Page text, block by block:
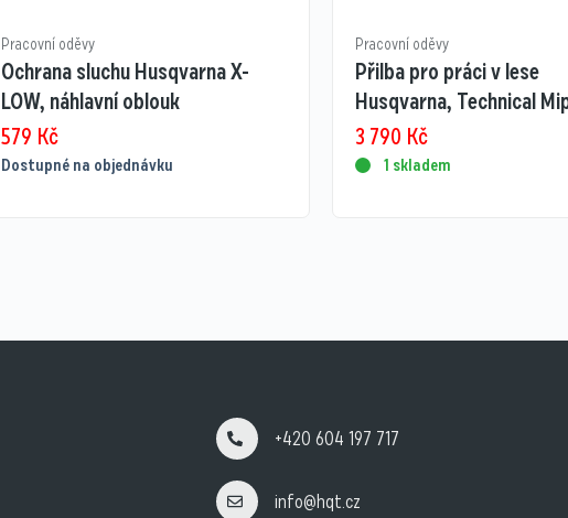
Pracovní oděvy
Ochrana sluchu Husqvarna X-
LOW, náhlavní oblouk
579 Kč
Dostupné na objednávku
Pracovní oděvy
Přilba pro práci v lese
Husqvarna, Technical
3 790 Kč
1 skladem
+420 604 197 717
info@hqt.cz